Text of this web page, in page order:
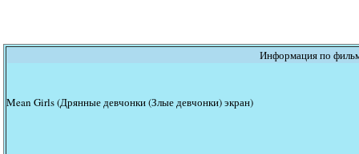
Информация по
Mean Girls (Дрянные девчонки (Злые девчонки) экран)